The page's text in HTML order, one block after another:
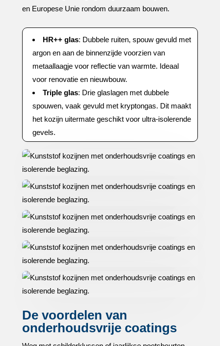
en Europese Unie rondom duurzaam bouwen.​
HR++ glas: Dubbele ruiten, spouw gevuld met
argon en aan de binnenzijde voorzien van
metaallaagje voor reflectie van warmte.​ Ideaal
voor renovatie en nieuwbouw.​
Triple glas: Drie glaslagen met dubbele
spouwen, vaak gevuld met kryptongas.​ Dit maakt
het kozijn uitermate geschikt voor ultra-isolerende
gevels.​
De voordelen van
onderhoudsvrije coatings